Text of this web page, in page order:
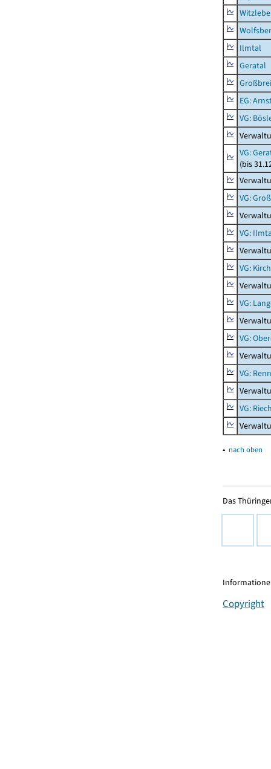
Ilmtal
Geratal
EG:
VG:
VG:
(bis
VG:
VG:
VG:
VG:
VG:
VG:
VG:
▴ nach oben
Das
Copyright